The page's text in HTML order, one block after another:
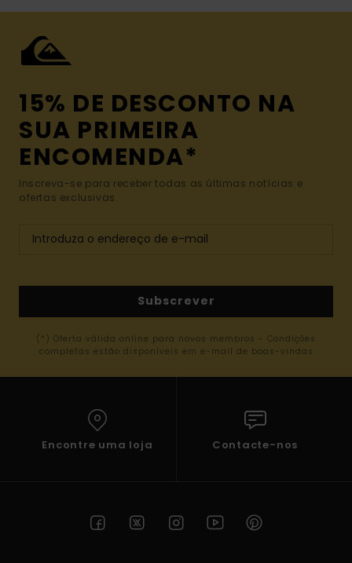
15% DE DESCONTO NA
SUA PRIMEIRA
ENCOMENDA*
Inscreva-se para receber todas as últimas notícias e
ofertas exclusivas.
Subscrever
(*) Oferta válida online para novos membros - Condições
completas estão disponíveis em e-mail de boas-vindas
Encontre uma loja Contacte-nos